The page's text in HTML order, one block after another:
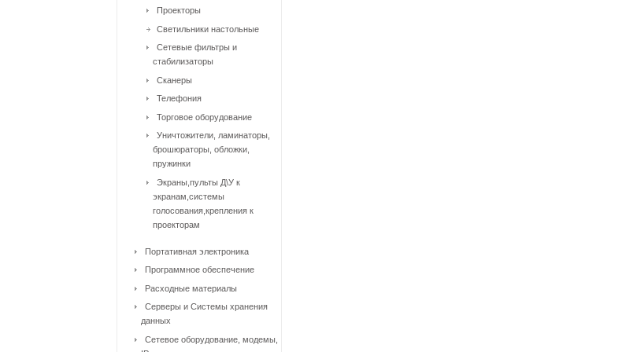
Проекторы
Светильники настольные
Сетевые фильтры и
стабилизаторы
Сканеры
Телефония
Торговое оборудование
Уничтожители, ламинаторы,
брошюраторы, обложки,
пружинки
Экраны,пульты Д\У к
экранам,системы
голосования,крепления к
проекторам
Портативная электроника
Программное обеспечение
Расходные материалы
Серверы и Системы хранения
данных
Сетевое оборудование, модемы,